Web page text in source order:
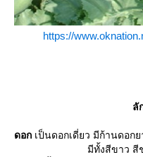
https://
ลั
ดอก เป็นดอกเดี่ยว มีก้านดอก
มีทั้งสีขาว สี